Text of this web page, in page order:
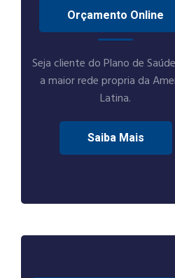
Orçamento Online
Seja cliente do Plano de
a maior rede propria da
Latina.
Saiba Mais